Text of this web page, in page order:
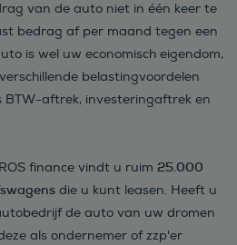
van de auto niet in één keer te
bedrag af per maand tegen een
is wel uw economisch eigendom,
belastingvoordelen
BTW-aftrek, investeringaftrek en
finance vindt u ruim 25.000
die u kunt leasen. Heeft u
de auto van uw dromen
als ondernemer of zzp'er